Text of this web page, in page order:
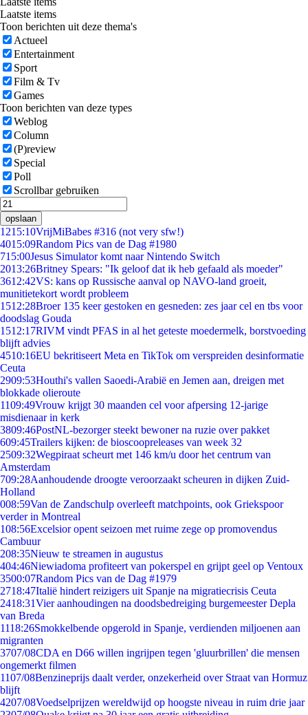
Laatste items
Toon berichten uit deze thema's
Actueel
Entertainment
Sport
Film & Tv
Games
Toon berichten van deze types
Weblog
Column
(P)review
Special
Poll
Scrollbar gebruiken
opslaan
1215:10VrijMiBabes #316 (not very sfw!)
4015:09Random Pics van de Dag #1980
715:00Jesus Simulator komt naar Nintendo Switch
2013:26Britney Spears: "Ik geloof dat ik heb gefaald als moeder"
3612:42VS: kans op Russische aanval op NAVO-land groeit,
munitietekort wordt probleem
1512:28Broer 135 keer gestoken en gesneden: zes jaar cel en tbs voor
doodslag Gouda
1512:17RIVM vindt PFAS in al het geteste moedermelk, borstvoeding
blijft advies
4510:16EU bekritiseert Meta en TikTok om verspreiden desinformatie
Ceuta
2909:53Houthi's vallen Saoedi-Arabië en Jemen aan, dreigen met
blokkade olieroute
1109:49Vrouw krijgt 30 maanden cel voor afpersing 12-jarige
misdienaar in kerk
3809:46PostNL-bezorger steekt bewoner na ruzie over pakket
609:45Trailers kijken: de bioscoopreleases van week 32
2509:32Wegpiraat scheurt met 146 km/u door het centrum van
Amsterdam
709:28Aanhoudende droogte veroorzaakt scheuren in dijken Zuid-
Holland
008:59Van de Zandschulp overleeft matchpoints, ook Griekspoor
verder in Montreal
108:56Excelsior opent seizoen met ruime zege op promovendus
Cambuur
208:35Nieuw te streamen in augustus
404:46Niewiadoma profiteert van pokerspel en grijpt geel op Ventoux
3500:07Random Pics van de Dag #1979
2718:47Italië hindert reizigers uit Spanje na migratiecrisis Ceuta
2418:31Vier aanhoudingen na doodsbedreiging burgemeester Depla
van Breda
1118:26Smokkelbende opgerold in Spanje, verdienden miljoenen aan
migranten
3707/08CDA en D66 willen ingrijpen tegen 'gluurbrillen' die mensen
ongemerkt filmen
1107/08Benzineprijs daalt verder, onzekerheid over Straat van Hormuz
blijft
4207/08Voedselprijzen wereldwijd op hoogste niveau in ruim drie jaar